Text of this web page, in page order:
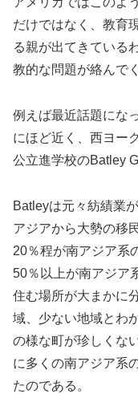
だけではなく、教育
る親が出てきている
教的な問題が絡んで
例えば最近話題にな
にほど近く、西ヨー
公立進学校のBatley
Batleyは元々紡績業
アジアから大勢の移
20％程が南アジア系
50％以上が南アジア
住む場所が大まかに
域、少ない地域とわ
の様な町が珍しくな
に多くの南アジア系
たのである。